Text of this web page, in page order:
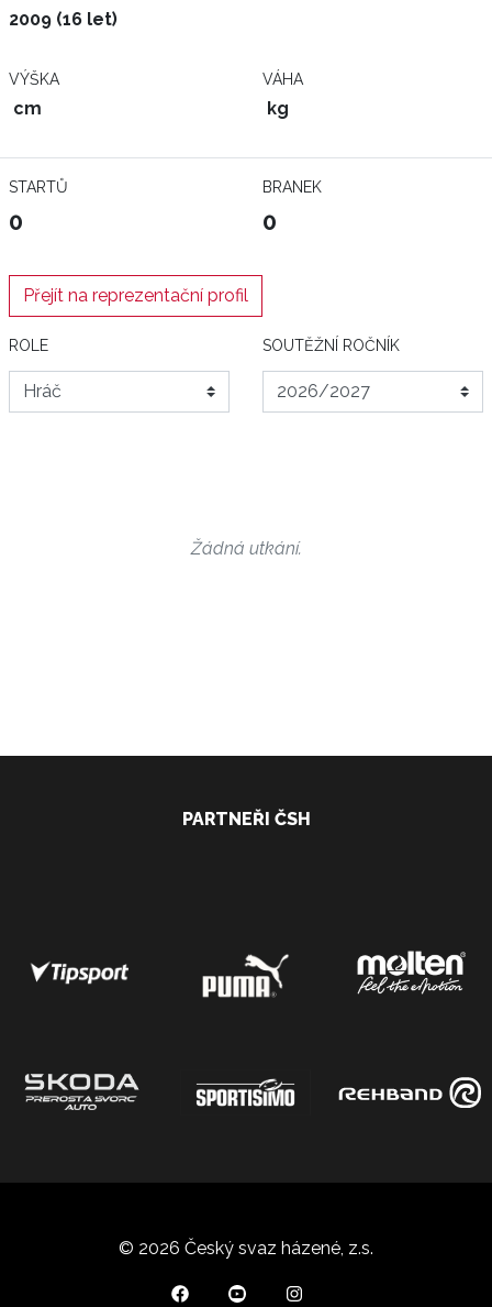
2009 (16 let)
VÝŠKA
cm
VÁHA
kg
STARTŮ
0
BRANEK
0
Přejít na reprezentační profil
ROLE SOUTĚŽNÍ ROČNÍK
Žádná utkání.
PARTNEŘI ČSH
© 2026 Český svaz házené, z.s.